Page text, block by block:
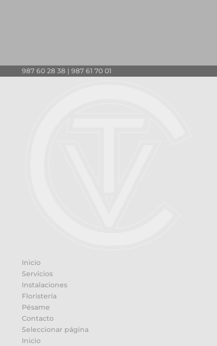
987 60 28 38 | 987 61 70 01
Inicio
Servicios
Instalaciones
Floristería
Pésame
Contacto
Seleccionar página
Inicio